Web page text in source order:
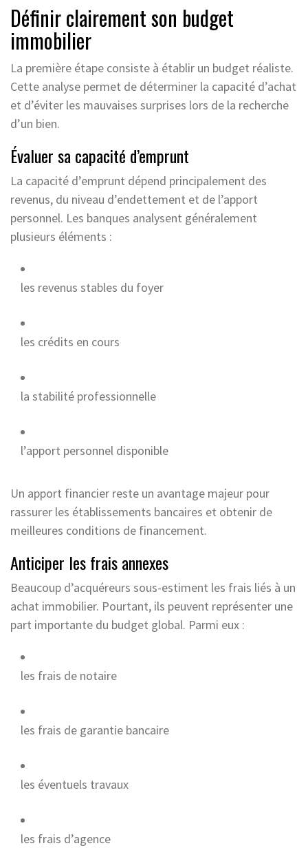
Définir clairement son budget
immobilier
La première étape consiste à établir un budget réaliste.
Cette analyse permet de déterminer la capacité d’achat
et d’éviter les mauvaises surprises lors de la recherche
d’un bien.
Évaluer sa capacité d’emprunt
La capacité d’emprunt dépend principalement des
revenus, du niveau d’endettement et de l’apport
personnel. Les banques analysent généralement
plusieurs éléments :
les revenus stables du foyer
les crédits en cours
la stabilité professionnelle
l’apport personnel disponible
Un apport financier reste un avantage majeur pour
rassurer les établissements bancaires et obtenir de
meilleures conditions de financement.
Anticiper les frais annexes
Beaucoup d’acquéreurs sous-estiment les frais liés à un
achat immobilier. Pourtant, ils peuvent représenter une
part importante du budget global. Parmi eux :
les frais de notaire
les frais de garantie bancaire
les éventuels travaux
les frais d’agence